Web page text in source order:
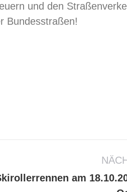
und den
Bundesstraßen!
am